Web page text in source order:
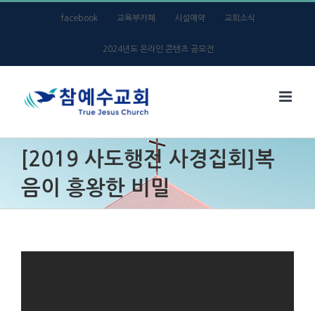
facebook 교육부카페 시설예약 교회소식
2024년도 온라인 콘텐츠 공모전
[2019 사도행전 사경집회]복
음이 흥왕한 비밀